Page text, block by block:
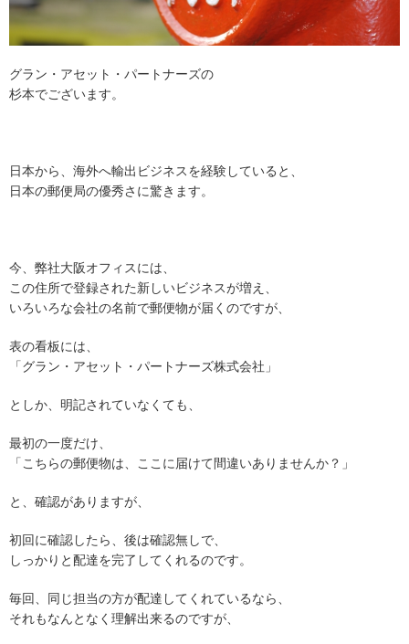
グラン・アセット・パートナーズの
杉本でございます。
日本から、海外へ輸出ビジネスを経験していると、
日本の郵便局の優秀さに驚きます。
今、弊社大阪オフィスには、
この住所で登録された新しいビジネスが増え、
いろいろな会社の名前で郵便物が届くのですが、
表の看板には、
「グラン・アセット・パートナーズ株式会社」
としか、明記されていなくても、
最初の一度だけ、
「こちらの郵便物は、ここに届けて間違いありませんか？」
と、確認がありますが、
初回に確認したら、後は確認無しで、
しっかりと配達を完了してくれるのです。
毎回、同じ担当の方が配達してくれているなら、
それもなんとなく理解出来るのですが、